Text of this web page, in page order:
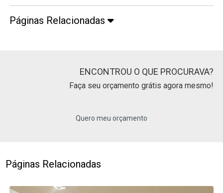
Páginas Relacionadas
ENCONTROU O QUE PROCURAVA?
Faça seu orçamento grátis agora mesmo!
Quero meu orçamento
Páginas Relacionadas